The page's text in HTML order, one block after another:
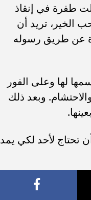
طفرة في إنقاذ
الخير، تريد أن
عن طريق رسوله
لها وعلى الفور
وبعد ذلك
تحتاج لأحد لكي يمد